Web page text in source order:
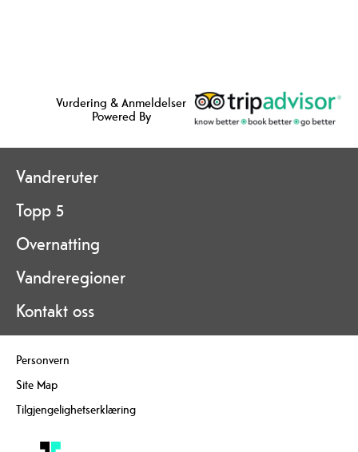
Vurdering & Anmeldelser
Powered By
Vandreruter
Topp 5
Overnatting
Vandreregioner
Kontakt oss
Personvern
Site Map
Tilgjengelighetserklæring